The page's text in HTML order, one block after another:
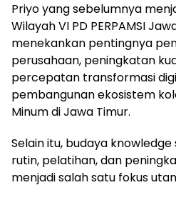
Priyo yang sebelumnya
Wilayah VI PD PERPAMSI
menekankan pentingnya
perusahaan, peningkatan
percepatan transformasi
pembangunan ekosistem
Minum di Jawa Timur.
Selain itu, budaya
rutin, pelatihan, dan
menjadi salah satu fokus